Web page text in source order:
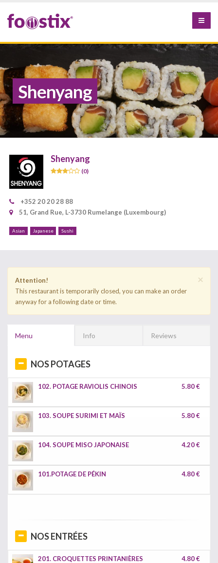
Shenyang
Shenyang
(0)
+352 20 20 28 88
51, Grand Rue, L-3730 Rumelange (Luxembourg)
Asian Japanese Sushi
×
Attention!
This restaurant is temporarily closed, you can make an order
anyway for a following date or time.
Menu Info Reviews
NOS POTAGES
102. POTAGE RAVIOLIS CHINOIS 5.80 €
103. SOUPE SURIMI ET MAÏS 5.80 €
104. SOUPE MISO JAPONAISE 4.20 €
101.POTAGE DE PÉKIN 4.80 €
NOS ENTRÉES
201. CROQUETTES PRINTANIÈRES 4.80 €